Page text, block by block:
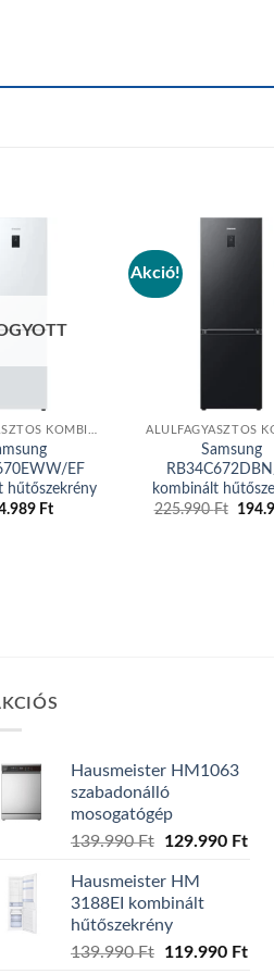
EF
hűtőszekrény
Ft
Akció!
Samsung
kombinált
225.990Ft
Hausmeister HM1063
szabadonálló
mosogatógép
139.990Ft
Original
was:
139.990 Ft.
129.990 Ft
Hausmeister HM
3188EI kombinált
hűtőszekrény
139.990Ft
Original
119.990 Ft